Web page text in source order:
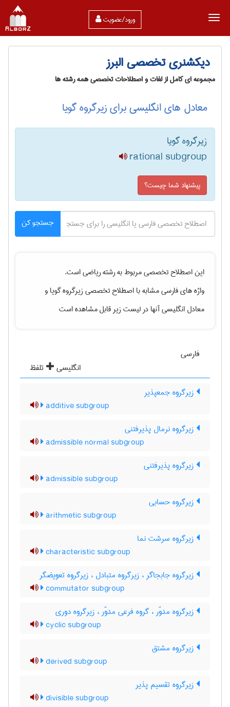
ورود/عضویت
دیکشنری تخصصی البرز
مجموعه ای کامل از لغات و اصطلاحات تخصصی همه رشته ها
معادل های انگلیسی برای زیرگروه گویا
زیرگروه گویا
rational subgroup
پیشنهاد شما چیست؟
جستجو کن
این اصطلاح تخصصی مربوط به رشتهرياضیاست.
واژه های فارسی مشابه با اصطلاح تخصصیزیرگروه گویاو
معادل انگلیسی آنها در لیست زیر قابل مشاهده است
فارسی
انگلیسی
تلفظ
زیرگروه جمعپذیر
additive subgroup
زیرگروه نرمال پذیرفتنی
admissible normal subgroup
زیرگروه پذیرفتنی
admissible subgroup
زیرگروه حسابی
arithmetic subgroup
زیرگروه سرشت نما
characteristic subgroup
زیرگروه جابجاگر ، زیرگروه متبادل ، زیرگروه تعویضگر
commutator subgroup
زیرگروه مدوّر ، گروه فرعی مدوّر ، زیرگروه دوری
cyclic subgroup
زیرگروه مشتق
derived subgroup
زیرگروه تقسیم پذیر
divisible subgroup